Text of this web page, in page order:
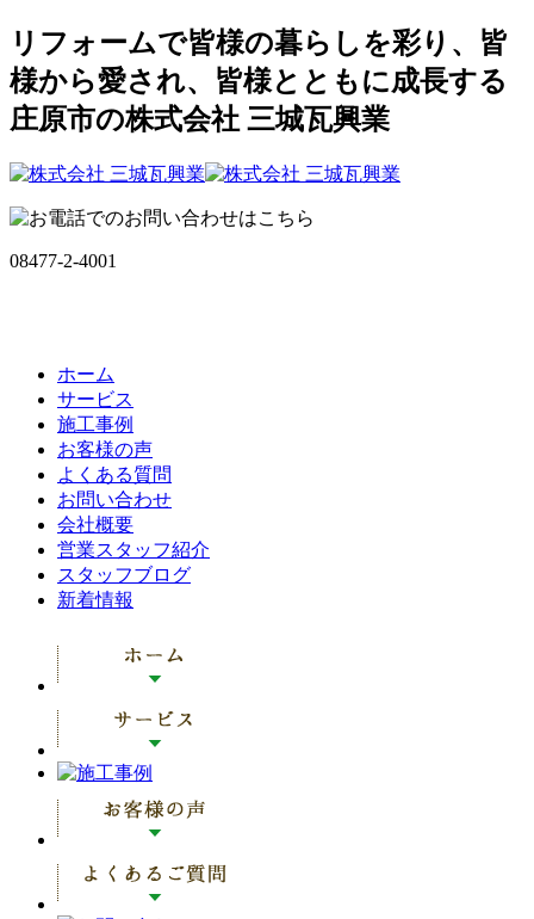
リフォームで皆様の暮らしを彩り、皆
様から愛され、皆様とともに成長する
庄原市の株式会社 三城瓦興業
08477-2-4001
ホーム
サービス
施工事例
お客様の声
よくある質問
お問い合わせ
会社概要
営業スタッフ紹介
スタッフブログ
新着情報